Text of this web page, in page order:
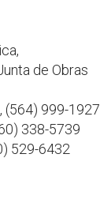
de Obras
(564) 999-1927
338-5739
529-6432